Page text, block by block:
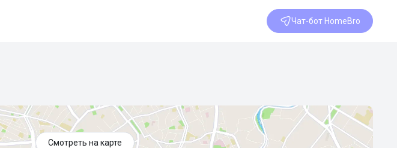
Чат-бот HomeBro
Смотреть на карте